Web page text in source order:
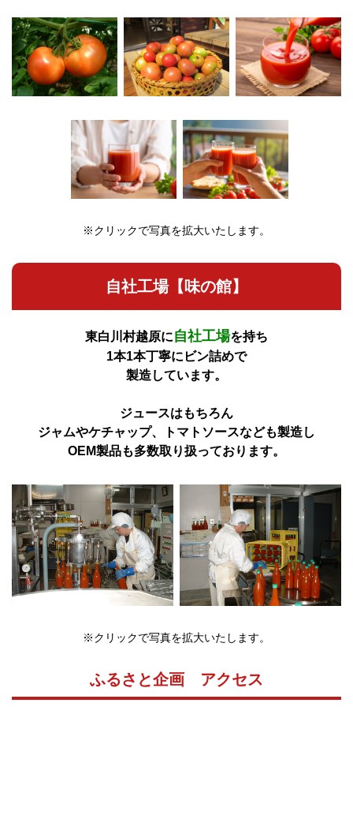
※クリックで写真を拡大いたします。
自社工場【味の館】
東白川村越原に自社工場を持ち
1本1本丁寧にビン詰めで
製造しています。
ジュースはもちろん
ジャムやケチャップ、トマトソースなども製造し
OEM製品も多数取り扱っております。
※クリックで写真を拡大いたします。
ふるさと企画 アクセス